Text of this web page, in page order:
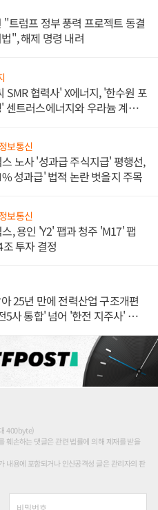
"트럼프 정부 풍력 프로젝트 동결
", 해제 명령 내려
SMR 협력사' X에너지, '한수원 포
센트러스에너지와 우라늄 계약
보통신
노사 '성과급 주식지급' 평행선,
성과급' 법적 논란 벗을지 주목
보통신
, 용인 'Y2' 팹과 청주 'M17' 팹
투자 결정
25년 만에 전력산업 구조개편
5사 통합' 넘어 '한전 지주사' 재편
400byte)
훼손하는 댓글은 관련 법률에 의해 제재를 받을
내용에 포함되거나 인신공격성 글은 관리자의 판